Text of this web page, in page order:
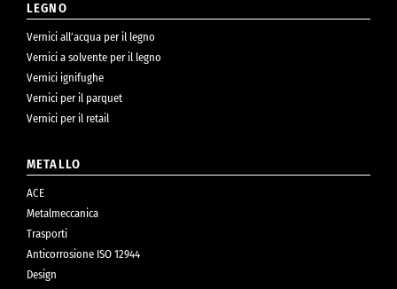
LEGNO
Vernici all’acqua per il legno
Vernici a solvente per il legno
Vernici ignifughe
Vernici per il parquet
Vernici per il retail
METALLO
ACE
Metalmeccanica
Trasporti
Anticorrosione ISO 12944
Design